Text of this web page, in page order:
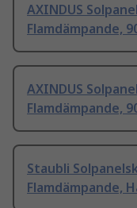
AXINDUS
Flamdämpande,
AXINDUS
Flamdämpande,
Staubli
Flamdämpande,